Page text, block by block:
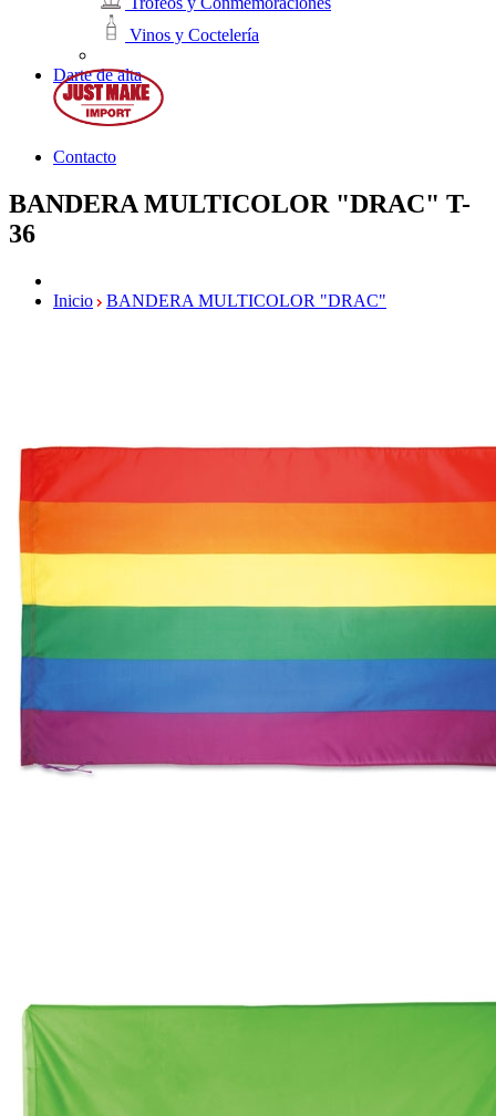
Vinos y Coctelería
Darte de alta
Contacto
BANDERA MULTICOLOR "DRAC" T-
36
Inicio BANDERA MULTICOLOR "DRAC"